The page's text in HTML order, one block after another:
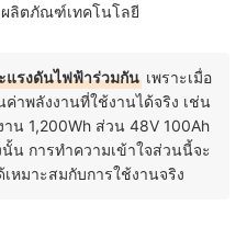
ผลิตภัณฑ์เทคโนโลยี
แรงดันไฟฟ้าร่วมกัน เพราะเมื่อ
าพลังงานที่ใช้งานได้จริง เช่น
าน 1,200Wh ส่วน 48V 100Ah
นั้น การทำความเข้าใจส่วนนี้จะ
หมาะสมกับการใช้งานจริง